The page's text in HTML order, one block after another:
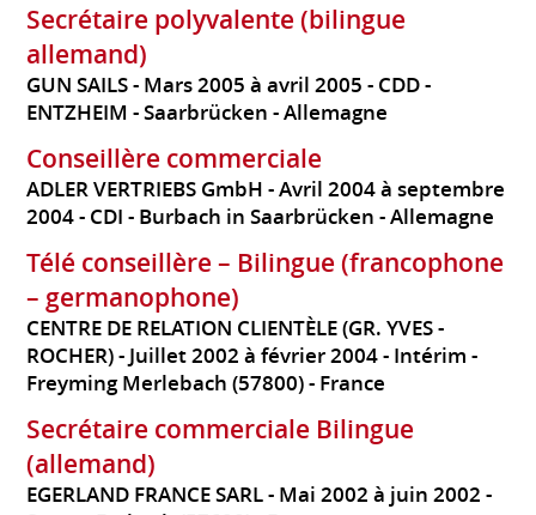
Secrétaire polyvalente (bilingue
allemand)
GUN SAILS Mars 2005 à avril 2005 CDD
ENTZHEIM - Saarbrücken
Allemagne
Conseillère commerciale
ADLER VERTRIEBS GmbH
Avril 2004 à septembre
2004 CDI Burbach in Saarbrücken Allemagne
Télé conseillère – Bilingue (francophone
– germanophone)
CENTRE DE RELATION CLIENTÈLE (GR. YVES -
ROCHER) Juillet 2002 à février 2004 Intérim
Freyming Merlebach (57800)
France
Secrétaire commerciale Bilingue
(allemand)
EGERLAND FRANCE SARL Mai 2002 à juin 2002